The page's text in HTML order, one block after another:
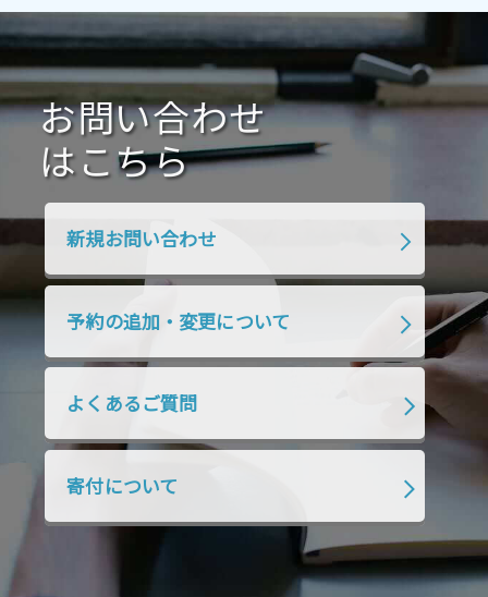
2021年1月 2020年12月 2020年11月
2020年10月 2020年9月 2020年8月
2020年7月 2020年6月 2020年5月
2020年4月 2020年3月 2020年2月
2019年10月 2019年9月
2019年4月
2018年7月 2018年6月
2018年4月 2018年3月 2018年2月
2018年1月 2017年12月
2017年10月 2017年9月 2017年8月
2017年5月
お問い合わせ
はこちら
新規お問い合わせ
予約の追加・変更について
よくあるご質問
寄付について